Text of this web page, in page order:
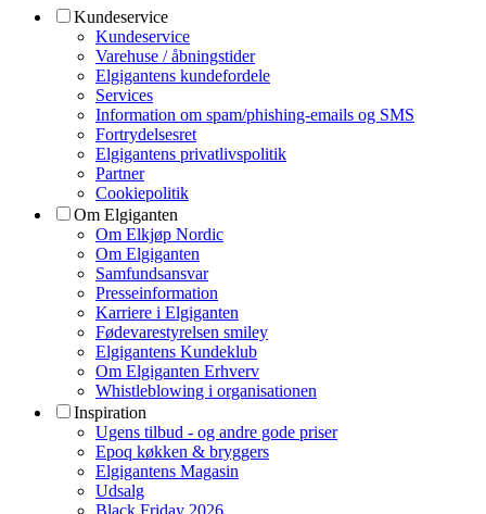
Kundeservice
Kundeservice
Varehuse / åbningstider
Elgigantens kundefordele
Services
Information om spam/phishing-emails og SMS
Fortrydelsesret
Elgigantens privatlivspolitik
Partner
Cookiepolitik
Om Elgiganten
Om Elkjøp Nordic
Om Elgiganten
Samfundsansvar
Presseinformation
Karriere i Elgiganten
Fødevarestyrelsen smiley
Elgigantens Kundeklub
Om Elgiganten Erhverv
Whistleblowing i organisationen
Inspiration
Ugens tilbud - og andre gode priser
Epoq køkken & bryggers
Elgigantens Magasin
Udsalg
Black Friday 2026